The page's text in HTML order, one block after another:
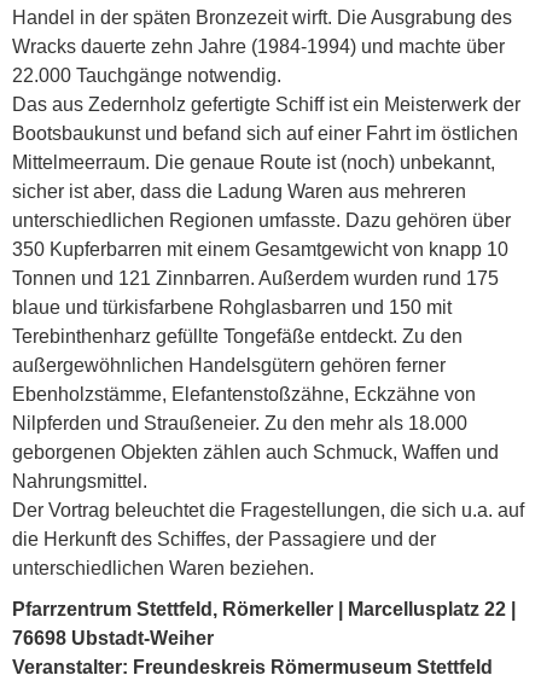
Handel in der späten Bronzezeit wirft. Die Ausgrabung des
Wracks dauerte zehn Jahre (1984-1994) und machte über
22.000 Tauchgänge notwendig.
Das aus Zedernholz gefertigte Schiff ist ein Meisterwerk der
Bootsbaukunst und befand sich auf einer Fahrt im östlichen
Mittelmeerraum. Die genaue Route ist (noch) unbekannt,
sicher ist aber, dass die Ladung Waren aus mehreren
unterschiedlichen Regionen umfasste. Dazu gehören über
350 Kupferbarren mit einem Gesamtgewicht von knapp 10
Tonnen und 121 Zinnbarren. Außerdem wurden rund 175
blaue und türkisfarbene Rohglasbarren und 150 mit
Terebinthenharz gefüllte Tongefäße entdeckt. Zu den
außergewöhnlichen Handelsgütern gehören ferner
Ebenholzstämme, Elefantenstoßzähne, Eckzähne von
Nilpferden und Straußeneier. Zu den mehr als 18.000
geborgenen Objekten zählen auch Schmuck, Waffen und
Nahrungsmittel.
Der Vortrag beleuchtet die Fragestellungen, die sich u.a. auf
die Herkunft des Schiffes, der Passagiere und der
unterschiedlichen Waren beziehen.
Pfarrzentrum Stettfeld, Römerkeller | Marcellusplatz 22 |
76698 Ubstadt-Weiher
Veranstalter: Freundeskreis Römermuseum Stettfeld